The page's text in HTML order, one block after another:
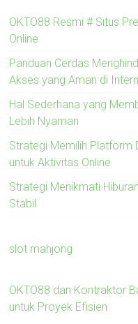
OKTO88 Resmi # Situs
Online
Panduan Cerdas
Akses yang Aman di
Hal Sederhana yang
Lebih Nyaman
Strategi Memilih Platform
untuk Aktivitas Online
Strategi Menikmati
Stabil
slot mahjong
OKTO88 dan Kontraktor
untuk Proyek Efisien